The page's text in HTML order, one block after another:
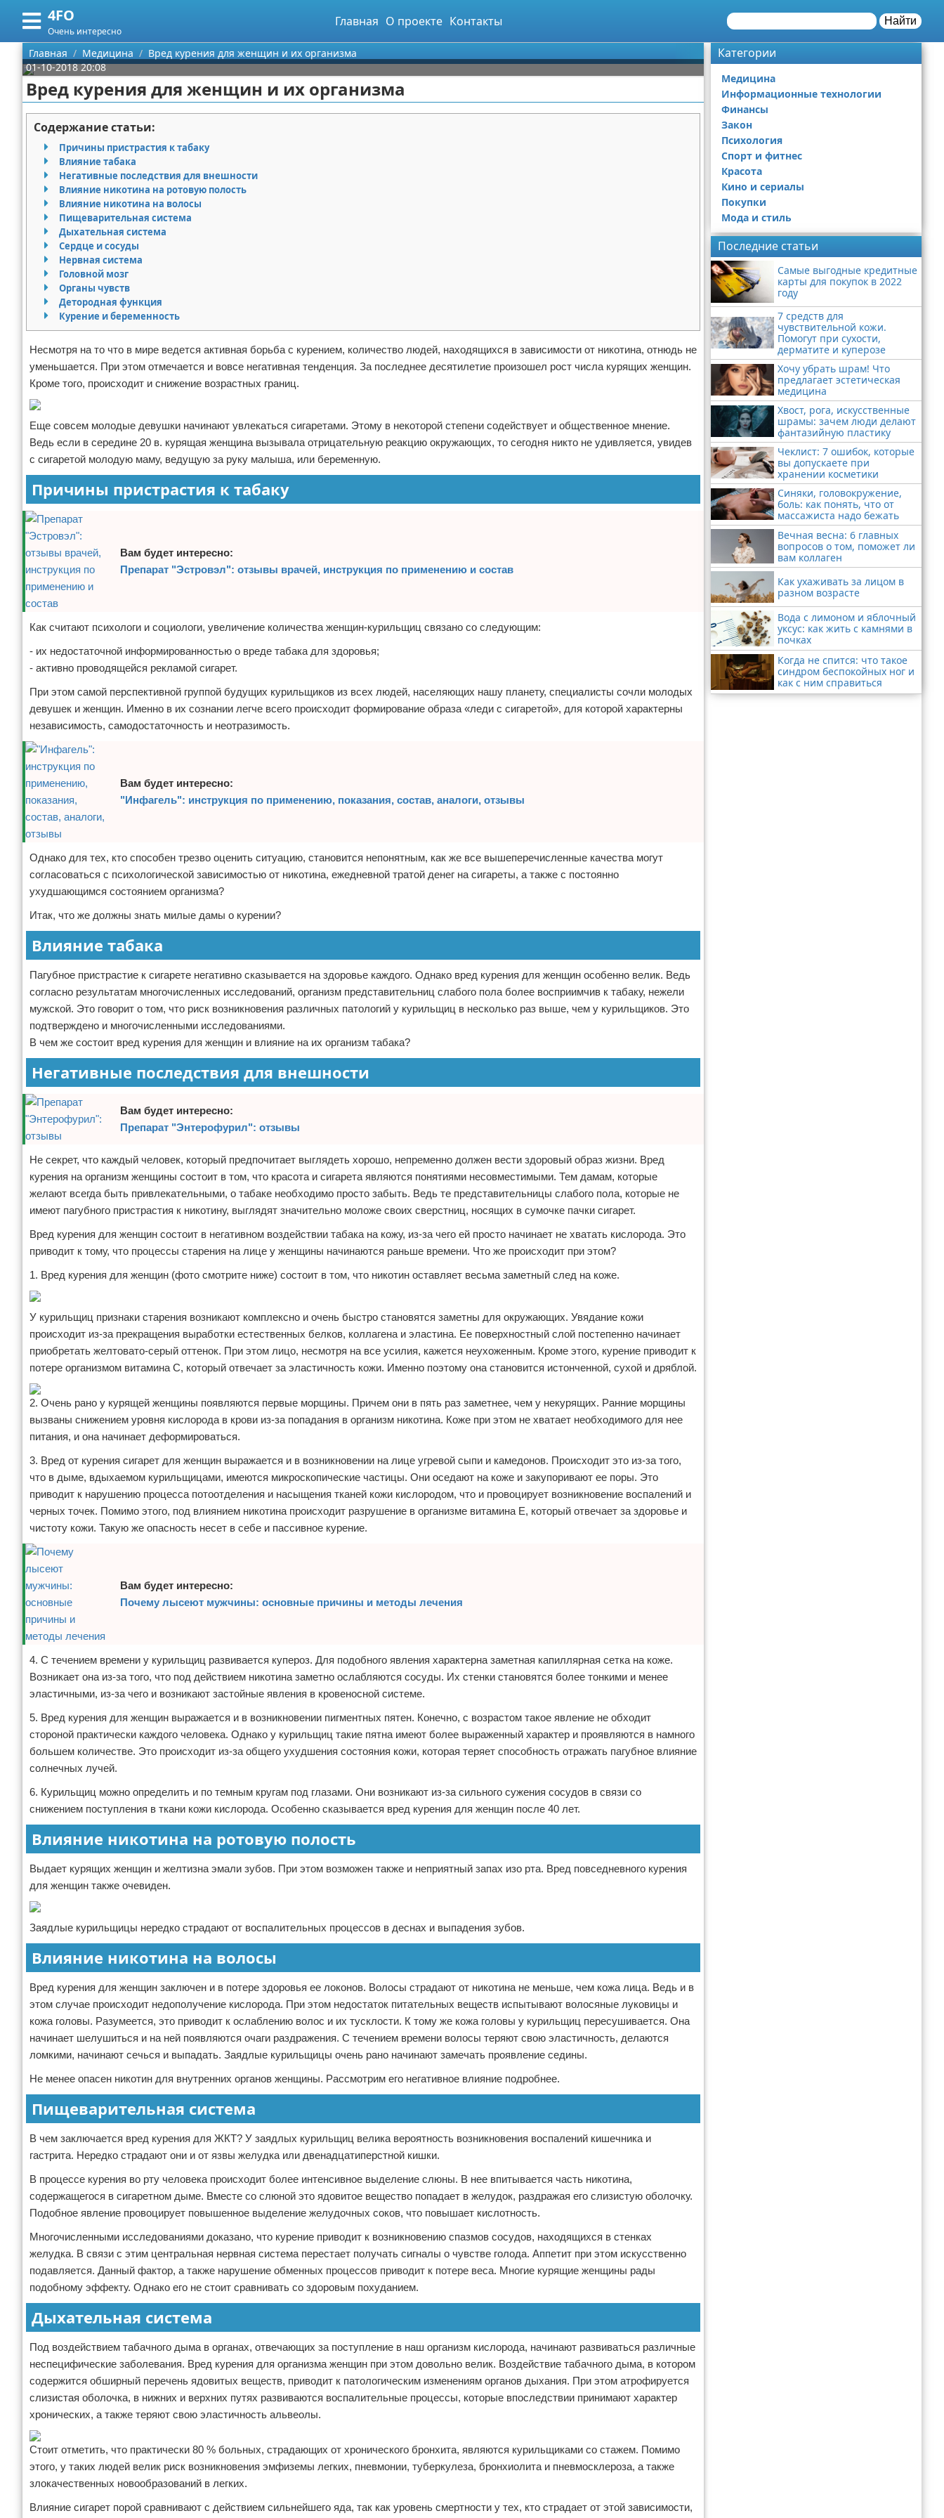
4FO
Очень интересно
Главная О проекте Контакты Найти
Меню
Главная
Категории
Медицина
Информационные технологии
Финансы
Закон
Психология
Спорт и фитнес
Красота
Кино и сериалы
Покупки
Мода и стиль
Поиск
О проекте
Контакты
Сотрудничество
Размещение рекламы
Для правообладателей
Условия предоставления информации
Отказ от ответственности
Главная Медицина
Вред курения для женщин и их организма
01-10-2018 20:08
Вред курения для женщин и их организма
Содержание статьи:
Причины пристрастия к табаку
Влияние табака
Негативные последствия для внешности
Влияние никотина на ротовую полость
Влияние никотина на волосы
Пищеварительная система
Дыхательная система
Сердце и сосуды
Нервная система
Головной мозг
Органы чувств
Детородная функция
Курение и беременность
Несмотря на то что в мире ведется активная борьба с курением, количество людей, находящихся в зависимости от никотина, отнюдь не
уменьшается. При этом отмечается и вовсе негативная тенденция. За последнее десятилетие произошел рост числа курящих женщин.
Кроме того, происходит и снижение возрастных границ.
Еще совсем молодые девушки начинают увлекаться сигаретами. Этому в некоторой степени содействует и общественное мнение.
Ведь если в середине 20 в. курящая женщина вызывала отрицательную реакцию окружающих, то сегодня никто не удивляется, увидев
с сигаретой молодую маму, ведущую за руку малыша, или беременную.
Причины пристрастия к табаку
Вам будет интересно:
Препарат "Эстровэл": отзывы врачей, инструкция по применению и состав
Как считают психологи и социологи, увеличение количества женщин-курильщиц связано со следующим:
- их недостаточной информированностью о вреде табака для здоровья;
- активно проводящейся рекламой сигарет.
При этом самой перспективной группой будущих курильщиков из всех людей, населяющих нашу планету, специалисты сочли молодых
девушек и женщин. Именно в их сознании легче всего происходит формирование образа «леди с сигаретой», для которой характерны
независимость, самодостаточность и неотразимость.
Вам будет интересно:
"Инфагель": инструкция по применению, показания, состав, аналоги, отзывы
Однако для тех, кто способен трезво оценить ситуацию, становится непонятным, как же все вышеперечисленные качества могут
согласоваться с психологической зависимостью от никотина, ежедневной тратой денег на сигареты, а также с постоянно
ухудшающимся состоянием организма?
Итак, что же должны знать милые дамы о курении?
Влияние табака
Пагубное пристрастие к сигарете негативно сказывается на здоровье каждого. Однако вред курения для женщин особенно велик. Ведь
согласно результатам многочисленных исследований, организм представительниц слабого пола более восприимчив к табаку, нежели
мужской. Это говорит о том, что риск возникновения различных патологий у курильщиц в несколько раз выше, чем у курильщиков. Это
подтверждено и многочисленными исследованиями.
В чем же состоит вред курения для женщин и влияние на их организм табака?
Негативные последствия для внешности
Вам будет интересно:
Препарат "Энтерофурил": отзывы
Не секрет, что каждый человек, который предпочитает выглядеть хорошо, непременно должен вести здоровый образ жизни. Вред
курения на организм женщины состоит в том, что красота и сигарета являются понятиями несовместимыми. Тем дамам, которые
желают всегда быть привлекательными, о табаке необходимо просто забыть. Ведь те представительницы слабого пола, которые не
имеют пагубного пристрастия к никотину, выглядят значительно моложе своих сверстниц, носящих в сумочке пачки сигарет.
Вред курения для женщин состоит в негативном воздействии табака на кожу, из-за чего ей просто начинает не хватать кислорода. Это
приводит к тому, что процессы старения на лице у женщины начинаются раньше времени. Что же происходит при этом?
1. Вред курения для женщин (фото смотрите ниже) состоит в том, что никотин оставляет весьма заметный след на коже.
У курильщиц признаки старения возникают комплексно и очень быстро становятся заметны для окружающих. Увядание кожи
происходит из-за прекращения выработки естественных белков, коллагена и эластина. Ее поверхностный слой постепенно начинает
приобретать желтовато-серый оттенок. При этом лицо, несмотря на все усилия, кажется неухоженным. Кроме этого, курение приводит к
потере организмом витамина С, который отвечает за эластичность кожи. Именно поэтому она становится истонченной, сухой и дряблой.
2. Очень рано у курящей женщины появляются первые морщины. Причем они в пять раз заметнее, чем у некурящих. Ранние морщины
вызваны снижением уровня кислорода в крови из-за попадания в организм никотина. Коже при этом не хватает необходимого для нее
питания, и она начинает деформироваться.
3. Вред от курения сигарет для женщин выражается и в возникновении на лице угревой сыпи и камедонов. Происходит это из-за того,
что в дыме, вдыхаемом курильщицами, имеются микроскопические частицы. Они оседают на коже и закупоривают ее поры. Это
приводит к нарушению процесса потоотделения и насыщения тканей кожи кислородом, что и провоцирует возникновение воспалений и
черных точек. Помимо этого, под влиянием никотина происходит разрушение в организме витамина Е, который отвечает за здоровье и
чистоту кожи. Такую же опасность несет в себе и пассивное курение.
Вам будет интересно:
Почему лысеют мужчины: основные причины и методы лечения
4. С течением времени у курильщиц развивается купероз. Для подобного явления характерна заметная капиллярная сетка на коже.
Возникает она из-за того, что под действием никотина заметно ослабляются сосуды. Их стенки становятся более тонкими и менее
эластичными, из-за чего и возникают застойные явления в кровеносной системе.
5. Вред курения для женщин выражается и в возникновении пигментных пятен. Конечно, с возрастом такое явление не обходит
стороной практически каждого человека. Однако у курильщиц такие пятна имеют более выраженный характер и проявляются в намного
большем количестве. Это происходит из-за общего ухудшения состояния кожи, которая теряет способность отражать пагубное влияние
солнечных лучей.
6. Курильщиц можно определить и по темным кругам под глазами. Они возникают из-за сильного сужения сосудов в связи со
снижением поступления в ткани кожи кислорода. Особенно сказывается вред курения для женщин после 40 лет.
Влияние никотина на ротовую полость
Выдает курящих женщин и желтизна эмали зубов. При этом возможен также и неприятный запах изо рта. Вред повседневного курения
для женщин также очевиден.
Заядлые курильщицы нередко страдают от воспалительных процессов в деснах и выпадения зубов.
Влияние никотина на волосы
Вред курения для женщин заключен и в потере здоровья ее локонов. Волосы страдают от никотина не меньше, чем кожа лица. Ведь и в
этом случае происходит недополучение кислорода. При этом недостаток питательных веществ испытывают волосяные луковицы и
кожа головы. Разумеется, это приводит к ослаблению волос и их тусклости. К тому же кожа головы у курильщиц пересушивается. Она
начинает шелушиться и на ней появляются очаги раздражения. С течением времени волосы теряют свою эластичность, делаются
ломкими, начинают сечься и выпадать. Заядлые курильщицы очень рано начинают замечать проявление седины.
Не менее опасен никотин для внутренних органов женщины. Рассмотрим его негативное влияние подробнее.
Пищеварительная система
В чем заключается вред курения для ЖКТ? У заядлых курильщиц велика вероятность возникновения воспалений кишечника и
гастрита. Нередко страдают они и от язвы желудка или двенадцатиперстной кишки.
В процессе курения во рту человека происходит более интенсивное выделение слюны. В нее впитывается часть никотина,
содержащегося в сигаретном дыме. Вместе со слюной это ядовитое вещество попадает в желудок, раздражая его слизистую оболочку.
Подобное явление провоцирует повышенное выделение желудочных соков, что повышает кислотность.
Многочисленными исследованиями доказано, что курение приводит к возникновению спазмов сосудов, находящихся в стенках
желудка. В связи с этим центральная нервная система перестает получать сигналы о чувстве голода. Аппетит при этом искусственно
подавляется. Данный фактор, а также нарушение обменных процессов приводит к потере веса. Многие курящие женщины рады
подобному эффекту. Однако его не стоит сравнивать со здоровым похуданием.
Дыхательная система
Под воздействием табачного дыма в органах, отвечающих за поступление в наш организм кислорода, начинают развиваться различные
неспецифические заболевания. Вред курения для организма женщин при этом довольно велик. Воздействие табачного дыма, в котором
содержится обширный перечень ядовитых веществ, приводит к патологическим изменениям органов дыхания. При этом атрофируется
слизистая оболочка, в нижних и верхних путях развиваются воспалительные процессы, которые впоследствии принимают характер
хронических, а также теряют свою эластичность альвеолы.
Стоит отметить, что практически 80 % больных, страдающих от хронического бронхита, являются курильщиками со стажем. Помимо
этого, у таких людей велик риск возникновения эмфиземы легких, пневмонии, туберкулеза, бронхиолита и пневмосклероза, а также
злокачественных новообразований в легких.
Влияние сигарет порой сравнивают с действием сильнейшего яда, так как уровень смертности у тех, кто страдает от этой зависимости,
Категории
Медицина
Информационные технологии
Финансы
Закон
Психология
Спорт и фитнес
Красота
Кино и сериалы
Покупки
Мода и стиль
Последние статьи
Самые выгодные кредитные
карты для покупок в 2022
году
7 средств для
чувствительной кожи.
Помогут при сухости,
дерматите и куперозе
Хочу убрать шрам! Что
предлагает эстетическая
медицина
Хвост, рога, искусственные
шрамы: зачем люди делают
фантазийную пластику
Чеклист: 7 ошибок, которые
вы допускаете при
хранении косметики
Синяки, головокружение,
боль: как понять, что от
массажиста надо бежать
Вечная весна: 6 главных
вопросов о том, поможет ли
вам коллаген
Как ухаживать за лицом в
разном возрасте
Вода с лимоном и яблочный
уксус: как жить с камнями в
почках
Когда не спится: что такое
синдром беспокойных ног и
как с ним справиться